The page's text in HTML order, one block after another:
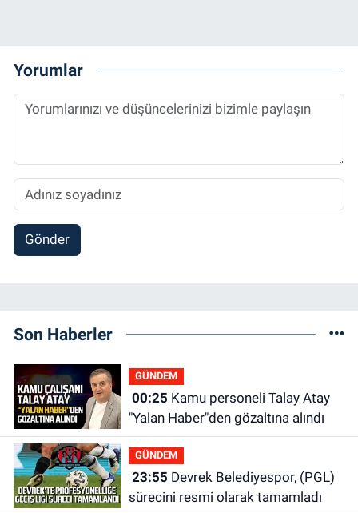
Yorumlar
Gönder
Son Haberler
GÜNDEM
00:25
"Yalan Haber"den gözaltına alındı
GÜNDEM
23:55
sürecini resmi olarak tamamladı